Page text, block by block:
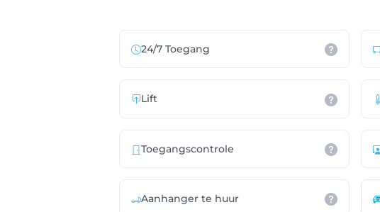
24/7 Toegang
Lift
Toegangscontrole
Aanhanger te huur